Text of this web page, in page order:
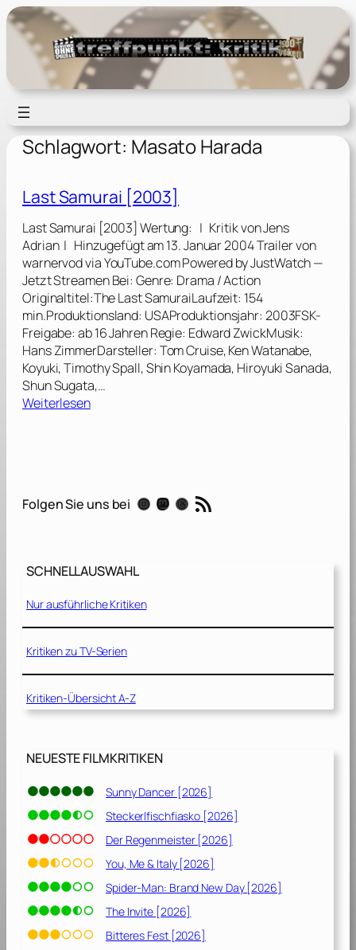
Zum
Inhalt
springen
Schlagwort: Masato Harada
Last Samurai [2003]
Last Samurai [2003] Wertung: | Kritik von Jens
Adrian | Hinzugefügt am 13. Januar 2004 Trailer von
warnervod via YouTube.com Powered by JustWatch —
Jetzt Streamen Bei: Genre: Drama / Action
Originaltitel:The Last SamuraiLaufzeit: 154
min.Produktionsland: USAProduktionsjahr: 2003FSK-
Freigabe: ab 16 Jahren Regie: Edward ZwickMusik:
Hans ZimmerDarsteller: Tom Cruise, Ken Watanabe,
Koyuki, Timothy Spall, Shin Koyamada, Hiroyuki Sanada,
Shun Sugata,…
Weiterlesen:
a
a
[
2
0
]
Folgen Sie uns bei Instagram Mastodon Threads RSS-Feed
SCHNELLAUSWAHL
Nur ausführliche Kritiken
Kritiken zu TV-Serien
Kritiken-Übersicht A-Z
NEUESTE FILMKRITIKEN
Sunny Dancer [2026]
Steckerlfischfiasko [2026]
Der Regenmeister [2026]
You, Me & Italy [2026]
Spider-Man: Brand New Day [2026]
The Invite [2026]
Bitteres Fest [2026]